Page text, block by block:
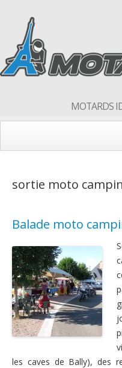
MOTARDS
Forum
Rejoins nous
Nous contacter
sortie moto
Balade moto
les caves de Bally), des